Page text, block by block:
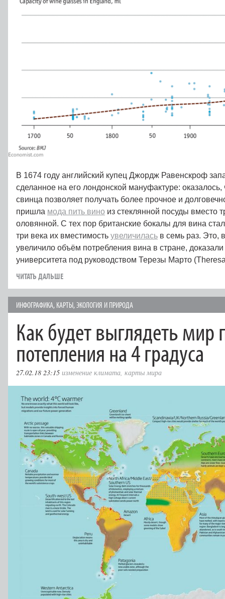
В 1674 году английский купец Джордж Равенскроф
сделанное на его лондонской мануфактуре:
свинца позволяет получать более прочное и
пришла мода пить вино из стеклянной посуды вместо
оловянной. С тех пор британские бокалы для вина
три века их вместимость увеличилась в семь раз. Это,
увеличило объём потребления вина в стране,
университета под руководством Терезы Марто
ЧИТАТЬ ДАЛЬШЕ
ИНФОГРАФИКА, КАРТЫ,ЭКОЛОГИЯ И ПРИРОДА
Как будет выглядеть мир
потепления на 4 градуса
27.02.18 23:15 изменение климата, карты мира